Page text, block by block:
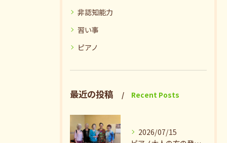
非認知能力
習い事
ピアノ
最近の投稿 Recent Posts
2026/07/15